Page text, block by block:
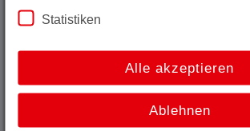
Nützliche Informationen
Funktionsbeschreibung
_Mechanische Anschlüsse
Anschlusstechnik
Montagevarianten
Statistiken
Alle akzeptieren
Ablehnen